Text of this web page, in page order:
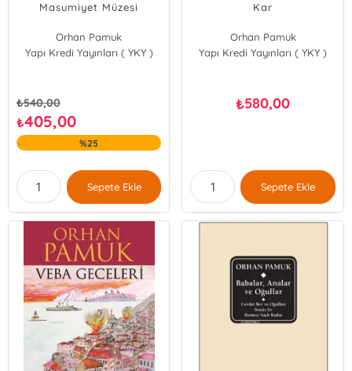
Masumiyet Müzesi
Orhan Pamuk
Yapı Kredi Yayınları ( YKY )
₺540,00
₺405,00
%25
Sepete Ekle
Kar
Orhan Pamuk
Yapı Kredi Yayınları ( YKY )
₺580,00
Sepete Ekle